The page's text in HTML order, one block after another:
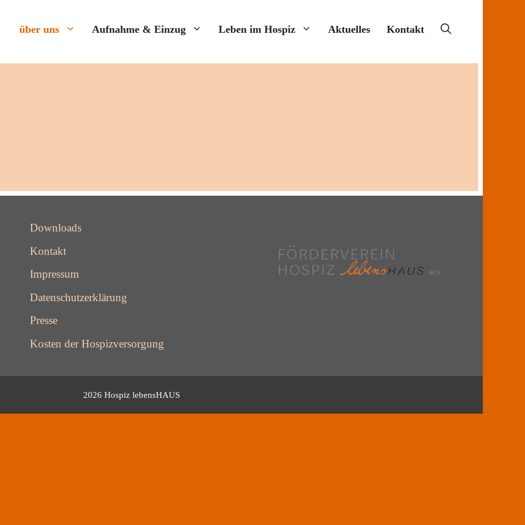
über uns Aufnahme & Einzug Leben im Hospiz Aktuelles Kontakt
Downloads
Kontakt
Impressum
Datenschutzerklärung
Presse
Kosten der Hospizversorgung
2026 Hospiz lebensHAUS